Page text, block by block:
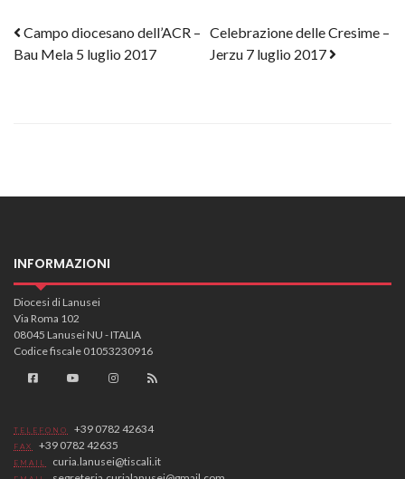
Post navigation
Campo diocesano dell’ACR –
Bau Mela 5 luglio 2017
Celebrazione delle Cresime –
Jerzu 7 luglio 2017
INFORMAZIONI
Diocesi di Lanusei
Via Roma 102
08045 Lanusei NU - ITALIA
Codice fiscale 01053230916
TELEFONO +39 0782 42634
FAX +39 0782 42635
EMAIL curia.lanusei@tiscali.it